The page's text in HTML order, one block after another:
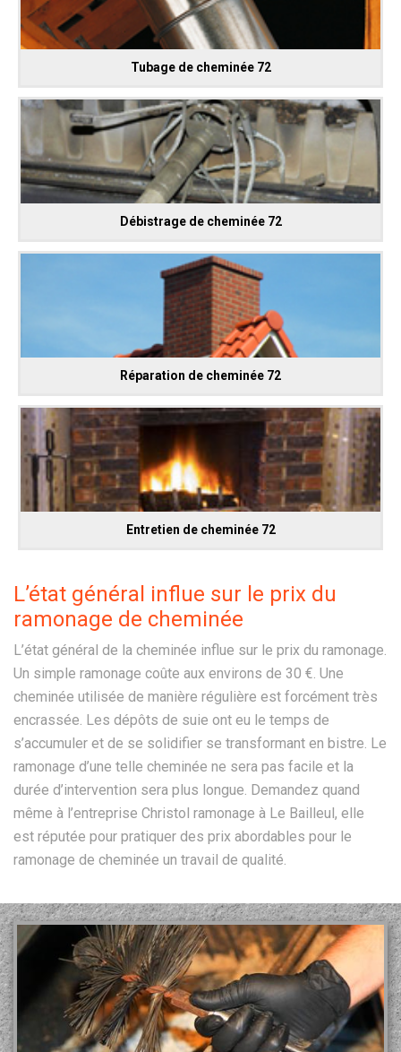
Tubage de cheminée 72
Débistrage de cheminée 72
Réparation de cheminée 72
Entretien de cheminée 72
L’état général influe sur le prix du
ramonage de cheminée
L’état général de la cheminée influe sur le prix du ramonage.
Un simple ramonage coûte aux environs de 30 €. Une
cheminée utilisée de manière régulière est forcément très
encrassée. Les dépôts de suie ont eu le temps de
s’accumuler et de se solidifier se transformant en bistre. Le
ramonage d’une telle cheminée ne sera pas facile et la
durée d’intervention sera plus longue. Demandez quand
même à l’entreprise Christol ramonage à Le Bailleul, elle
est réputée pour pratiquer des prix abordables pour le
ramonage de cheminée un travail de qualité.